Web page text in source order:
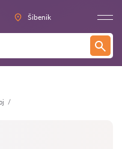
Šibenik